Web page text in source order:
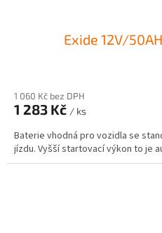
Exide 12V/
1 060 Kč bez DPH
1 283 Kč / ks
Baterie vhodná pro vozidla se
jízdu. Vyšší startovací výkon to je